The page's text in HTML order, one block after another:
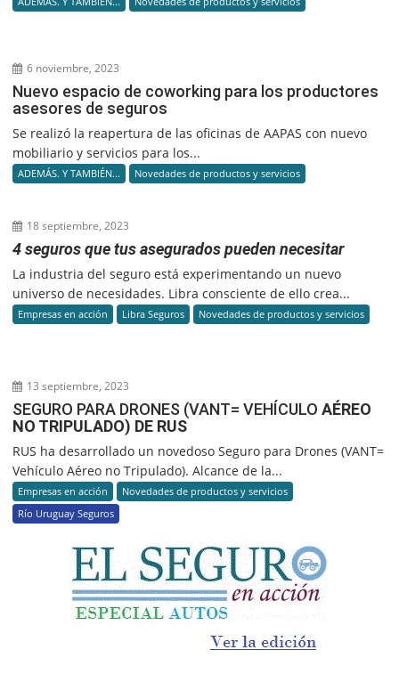
6 noviembre, 2023
Nuevo espacio de coworking para los productores
asesores de seguros
Se realizó la reapertura de las oficinas de AAPAS con nuevo
mobiliario y servicios para los...
ADEMÁS. Y TAMBIÉN... Novedades de productos y servicios
18 septiembre, 2023
4 seguros que tus asegurados pueden necesitar
La industria del seguro está experimentando un nuevo
universo de necesidades. Libra consciente de ello crea...
Empresas en acción Libra Seguros Novedades de productos y servicios
13 septiembre, 2023
SEGURO PARA DRONES (VANT= VEHÍCULOAÉREO
NO TRIPULADO) DE RUS
RUS ha desarrollado un novedoso Seguro para Drones (VANT=
Vehículo Aéreo no Tripulado). Alcance de la...
Empresas en acción
Novedades de productos y servicios
Río Uruguay Seguros